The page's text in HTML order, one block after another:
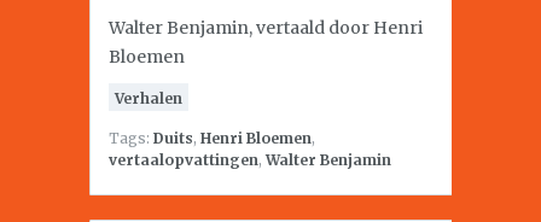
Walter Benjamin, vertaald door Henri
Bloemen
Verhalen
Tags: Duits, Henri Bloemen,
vertaalopvattingen,Walter Benjamin